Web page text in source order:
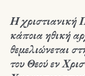
Η χριστιανική
κάποια ηθική
θεμελιώνεται
του Θεού εν